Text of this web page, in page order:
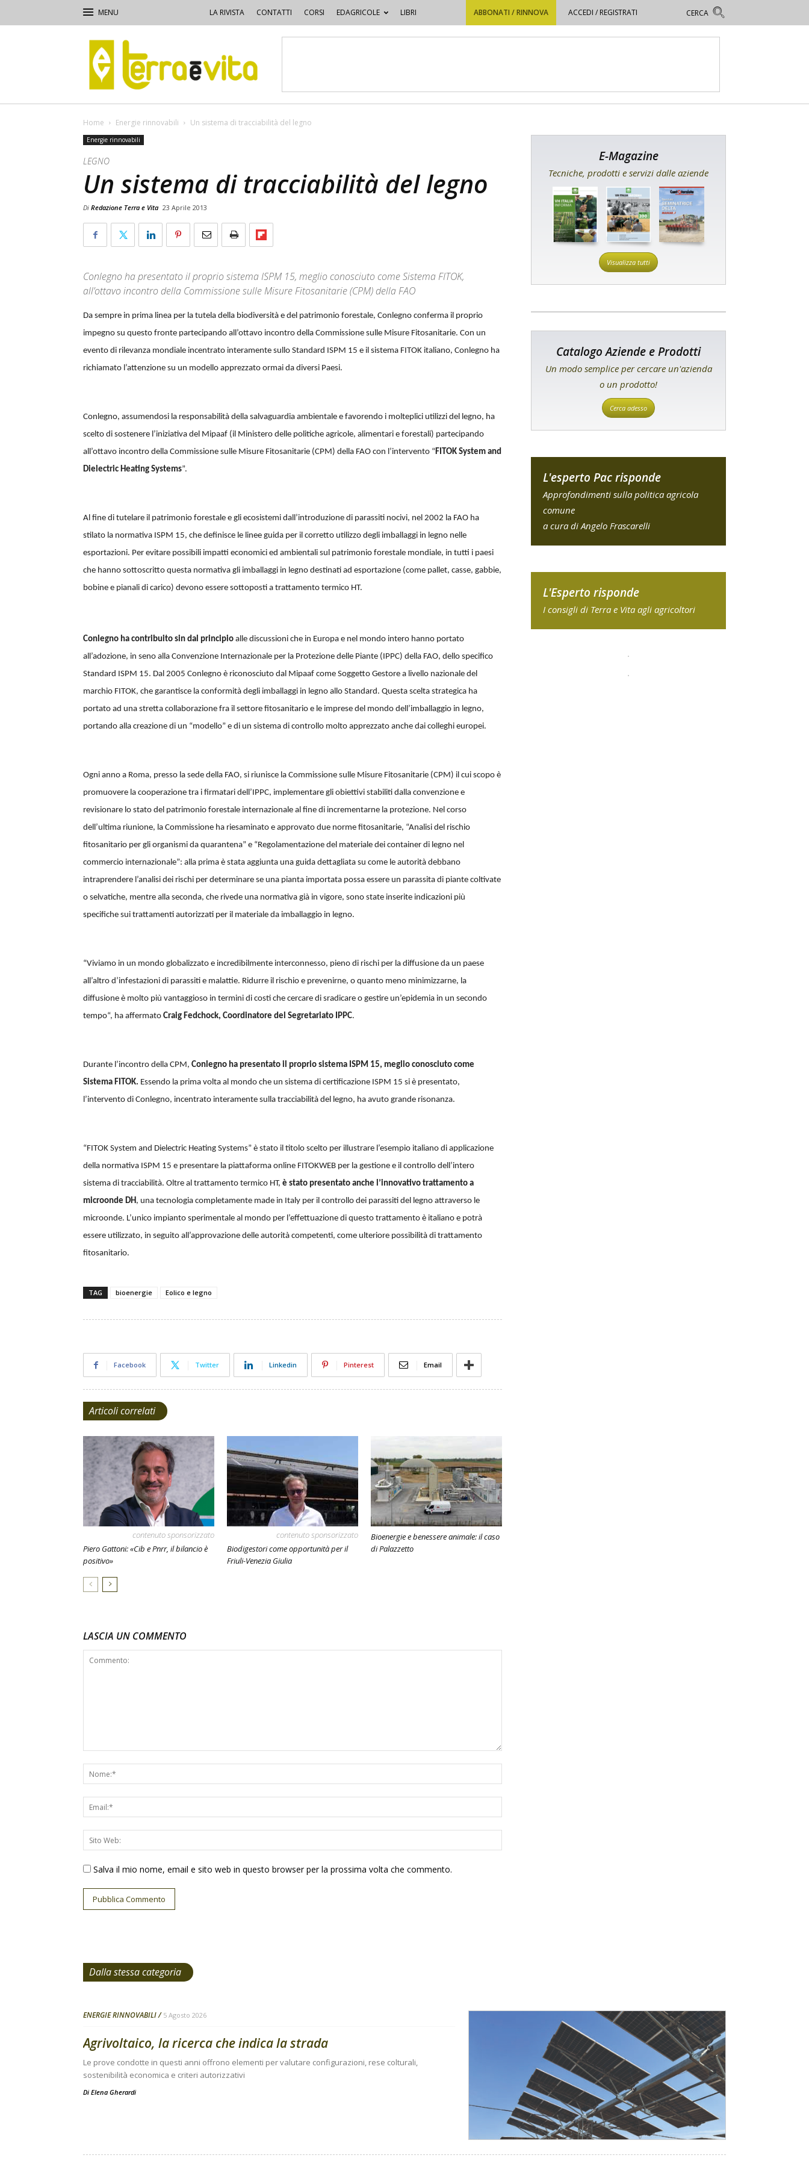
LA RIVISTA CONTATTI CORSI EDAGRICOLE LIBRI ABBONATI / RINNOVA ACCEDI / REGISTRATI
Terra
e
Vita
Home Energie rinnovabili Un sistema di tracciabilità del legno
Energie rinnovabili
LEGNO
Un sistema di tracciabilità del legno
Di Redazione Terra e Vita 23 Aprile 2013
Conlegno ha presentato il proprio sistema ISPM 15, meglio conosciuto come Sistema FITOK,
all’ottavo incontro della Commissione sulle Misure Fitosanitarie (CPM) della FAO
Da sempre in prima linea per la tutela della biodiversità e del patrimonio forestale, Conlegno conferma il proprio
impegno su questo fronte partecipando all’ottavo incontro della Commissione sulle Misure Fitosanitarie. Con un
evento di rilevanza mondiale incentrato interamente sullo Standard ISPM 15 e il sistema FITOK italiano, Conlegno ha
richiamato l’attenzione su un modello apprezzato ormai da diversi Paesi.
Conlegno, assumendosi la responsabilità della salvaguardia ambientale e favorendo i molteplici utilizzi del legno, ha
scelto di sostenere l’iniziativa del Mipaaf (il Ministero delle politiche agricole, alimentari e forestali) partecipando
all’ottavo incontro della Commissione sulle Misure Fitosanitarie (CPM) della FAO con l’intervento “FITOK System and
Dielectric Heating Systems”.
Al fine di tutelare il patrimonio forestale e gli ecosistemi dall’introduzione di parassiti nocivi, nel 2002 la FAO ha
stilato la normativa ISPM 15, che definisce le linee guida per il corretto utilizzo degli imballaggi in legno nelle
esportazioni. Per evitare possibili impatti economici ed ambientali sul patrimonio forestale mondiale, in tutti i paesi
che hanno sottoscritto questa normativa gli imballaggi in legno destinati ad esportazione (come pallet, casse, gabbie,
bobine e pianali di carico) devono essere sottoposti a trattamento termico HT.
Conlegno ha contribuito sin dal principio alle discussioni che in Europa e nel mondo intero hanno portato
all’adozione, in seno alla Convenzione Internazionale per la Protezione delle Piante (IPPC) della FAO, dello specifico
Standard ISPM 15. Dal 2005 Conlegno è riconosciuto dal Mipaaf come Soggetto Gestore a livello nazionale del
marchio FITOK, che garantisce la conformità degli imballaggi in legno allo Standard. Questa scelta strategica ha
portato ad una stretta collaborazione fra il settore fitosanitario e le imprese del mondo dell’imballaggio in legno,
portando alla creazione di un “modello” e di un sistema di controllo molto apprezzato anche dai colleghi europei.
Ogni anno a Roma, presso la sede della FAO, si riunisce la Commissione sulle Misure Fitosanitarie (CPM) il cui scopo è
promuovere la cooperazione tra i firmatari dell’IPPC, implementare gli obiettivi stabiliti dalla convenzione e
revisionare lo stato del patrimonio forestale internazionale al fine di incrementarne la protezione. Nel corso
dell’ultima riunione, la Commissione ha riesaminato e approvato due norme fitosanitarie, “Analisi del rischio
fitosanitario per gli organismi da quarantena” e “Regolamentazione del materiale dei container di legno nel
commercio internazionale”: alla prima è stata aggiunta una guida dettagliata su come le autorità debbano
intraprendere l’analisi dei rischi per determinare se una pianta importata possa essere un parassita di piante coltivate
o selvatiche, mentre alla seconda, che rivede una normativa già in vigore, sono state inserite indicazioni più
specifiche sui trattamenti autorizzati per il materiale da imballaggio in legno.
“Viviamo in un mondo globalizzato e incredibilmente interconnesso, pieno di rischi per la diffusione da un paese
all’altro d’infestazioni di parassiti e malattie. Ridurre il rischio e prevenirne, o quanto meno minimizzarne, la
diffusione è molto più vantaggioso in termini di costi che cercare di sradicare o gestire un’epidemia in un secondo
tempo“, ha affermato Craig Fedchock, Coordinatore del Segretariato IPPC.
Durante l’incontro della CPM, Conlegno ha presentato il proprio sistema ISPM 15, meglio conosciuto come
Sistema FITOK. Essendo la prima volta al mondo che un sistema di certificazione ISPM 15 si è presentato,
l’intervento di Conlegno, incentrato interamente sulla tracciabilità del legno, ha avuto grande risonanza.
“FITOK System and Dielectric Heating Systems” è stato il titolo scelto per illustrare l’esempio italiano di applicazione
della normativa ISPM 15 e presentare la piattaforma online FITOKWEB per la gestione e il controllo dell’intero
sistema di tracciabilità. Oltre al trattamento termico HT, è stato presentato anche l’innovativo trattamento a
microonde DH, una tecnologia completamente made in Italy per il controllo dei parassiti del legno attraverso le
microonde. L’unico impianto sperimentale al mondo per l’effettuazione di questo trattamento è italiano e potrà
essere utilizzato, in seguito all’approvazione delle autorità competenti, come ulteriore possibilità di trattamento
fitosanitario.
TAG bioenergie Eolico e legno
Facebook Twitter Linkedin Pinterest Email
Articoli correlati
contenuto sponsorizzato
Piero Gattoni: «Cib e Pnrr, il bilancio è
positivo»
contenuto sponsorizzato
Biodigestori come opportunità per il
Friuli-Venezia Giulia
Bioenergie e benessere animale: il caso
di Palazzetto
LASCIA UN COMMENTO
Salva il mio nome, email e sito web in questo browser per la prossima volta che commento.
E-Magazine
Tecniche, prodotti e servizi dalle aziende
Visualizza tutti
Catalogo Aziende e Prodotti
Un modo semplice per cercare un'azienda
o un prodotto!
Cerca adesso
L'esperto Pac risponde
Approfondimenti sulla politica agricola
comune
a cura di Angelo Frascarelli
L'Esperto risponde
I consigli di Terra e Vita agli agricoltori
Dalla stessa categoria
ENERGIE RINNOVABILI 5 Agosto 2026
Agrivoltaico, la ricerca che indica la strada
Le prove condotte in questi anni offrono elementi per valutare configurazioni, rese colturali,
sostenibilità economica e criteri autorizzativi
Di Elena Gherardi